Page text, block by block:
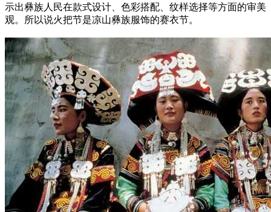
示出彝族人民在款式设计、色彩搭配、纹样选择等方面的审美
观。所以说火把节是凉山彝族服饰的赛衣节。